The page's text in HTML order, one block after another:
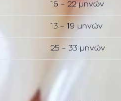
16 – 22 μηνών
13 – 19 μηνών
25 – 33 μηνών